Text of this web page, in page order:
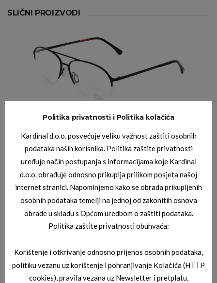
SLIČNI PROIZVODI
JAGUAR DIOPTRIJSKI OKVIRI
JAGUAR 03_3715_8100
Politika privatnosti i Politika kolačića
Kardinal d.o.o. posvećuje veliku važnost zaštiti osobnih
podataka naših korisnika. Politika zaštite privatnosti
uređuje način postupanja s informacijama koje Kardinal
d.o.o. obrađuje odnosno prikuplja prilikom posjeta našoj
internet stranici. Napominjemo kako se obrada prikupljenih
osobnih podataka temelji na jednoj od zakonitih osnova
obrade u skladu s Općom uredbom o zaštiti podataka.
Politika zaštite privatnosti obuhvaća:
Korištenje i otkrivanje odnosno prijenos osobnih podataka,
politiku vezanu uz korištenje i pohranjivanje Kolačića (HTTP
cookies), pravila vezana uz Newsletter i pretplatu,